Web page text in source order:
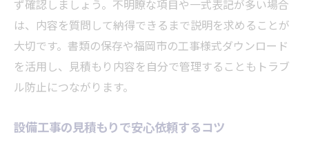
書類準備と保証内容確認の重要性
設備工事の書類準備が見積もり精度を左右
設備工事で必要な書類一覧と役割を解説
保証内容を確認して設備工事を安心依頼
設備工事に必要な様式ダウンロード活用法
ず確認しましょう。不明瞭な項目や一式表記が多い場合
は、内容を質問して納得できるまで説明を求めることが
大切です。書類の保存や福岡市の工事様式ダウンロード
を活用し、見積もり内容を自分で管理することもトラブ
ル防止につながります。
設備工事の見積もりで安心依頼するコツ